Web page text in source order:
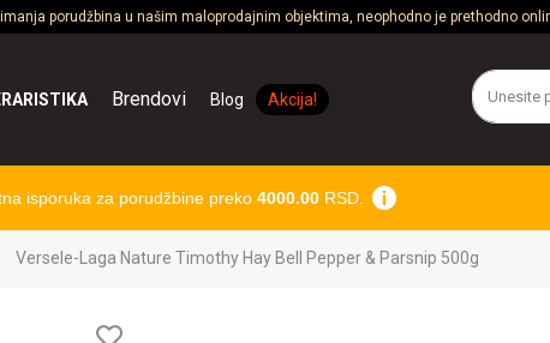
porudžbina u našim maloprodajnim objektima, neophodno je prethodno
Brendovi Blog Akcija!
isporuka za porudžbine preko 4000.00RSD.
Versele-Laga Nature Timothy Hay Bell Pepper & Parsnip 500g